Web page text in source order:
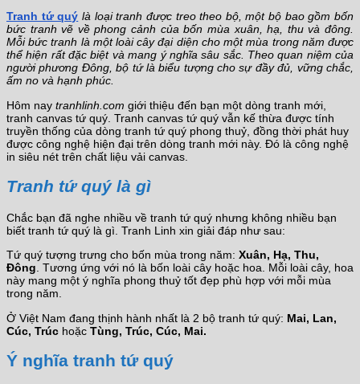
Tranh tứ quý là loại tranh được treo theo bộ, một bộ bao gồm bốn
bức tranh vẽ về phong cảnh của bốn mùa xuân, hạ, thu và đông.
Mỗi bức tranh là một loài cây đại diện cho một mùa trong năm được
thể hiện rất đặc biệt và mang ý nghĩa sâu sắc. Theo quan niệm của
người phương Đông, bộ tứ là biểu tượng cho sự đầy đủ, vững chắc,
ấm no và hạnh phúc.
Hôm nay tranhlinh.com giới thiệu đến bạn một dòng tranh mới,
tranh canvas tứ quý. Tranh canvas tứ quý vẫn kế thừa được tính
truyền thống của dòng tranh tứ quý phong thuỷ, đồng thời phát huy
được công nghệ hiện đại trên dòng tranh mới này. Đó là công nghệ
in siêu nét trên chất liệu vải canvas.
Tranh tứ quý là gì
Chắc bạn đã nghe nhiều về tranh tứ quý nhưng không nhiều bạn
biết tranh tứ quý là gì. Tranh Linh xin giải đáp như sau:
Tứ quý tượng trưng cho bốn mùa trong năm: Xuân, Hạ, Thu,
Đông. Tương ứng với nó là bốn loài cây hoặc hoa. Mỗi loài cây, hoa
này mang một ý nghĩa phong thuỷ tốt đẹp phù hợp với mỗi mùa
trong năm.
Ở Việt Nam đang thịnh hành nhất là 2 bộ tranh tứ quý: Mai, Lan,
Cúc, Trúc hoặc Tùng, Trúc, Cúc, Mai.
Ý nghĩa tranh tứ quý